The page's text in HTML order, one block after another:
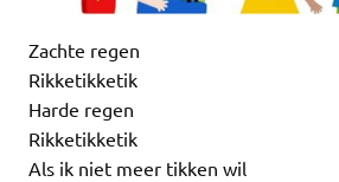
Zachte regen
Rikketikketik
Harde regen
Rikketikketik
Als ik niet meer tikken wil